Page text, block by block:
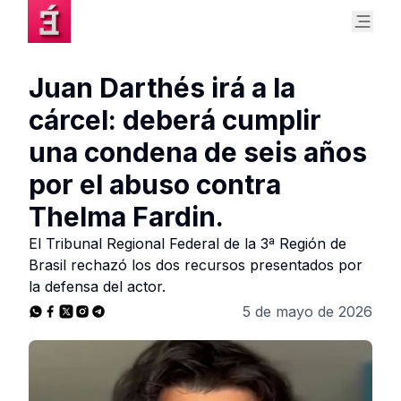
Juan Darthés irá a la
cárcel: deberá cumplir
una condena de seis años
por el abuso contra
Thelma Fardin.
El Tribunal Regional Federal de la 3ª Región de
Brasil rechazó los dos recursos presentados por
la defensa del actor.
5 de mayo de 2026